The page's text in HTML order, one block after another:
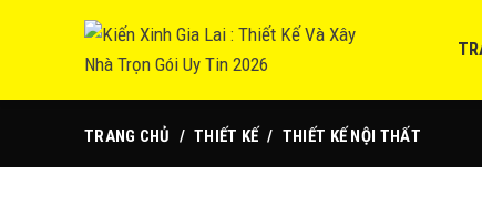
TRANG CHỦ THIẾT KẾ THIẾT KẾ NỘI THẤT